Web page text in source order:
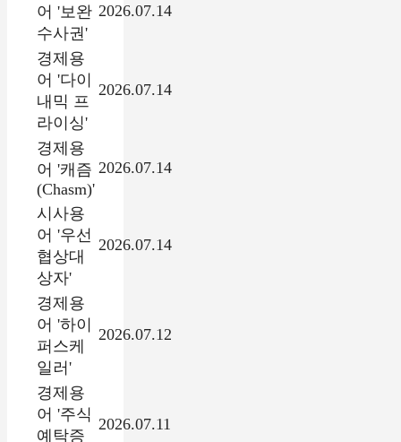
어 '보완
수사권'
2026.07.14
경제용
어 '다이
내믹 프
라이싱'
2026.07.14
경제용
어 '캐즘
(Chasm)'
2026.07.14
시사용
어 '우선
협상대
상자'
2026.07.14
경제용
어 '하이
퍼스케
일러'
2026.07.12
경제용
어 '주식
예탁증
2026.07.11